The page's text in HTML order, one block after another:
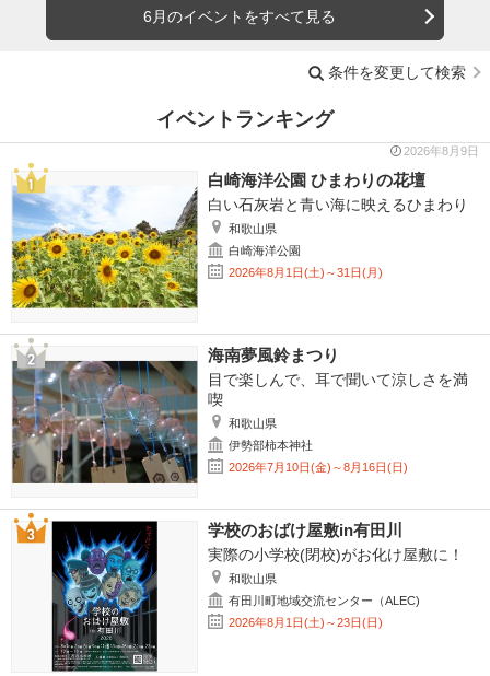
6月のイベントをすべて見る
条件を変更して検索
イベントランキング
2026年8月9日
白崎海洋公園 ひまわりの花壇
白い石灰岩と青い海に映えるひまわり
和歌山県
白崎海洋公園
2026年8月1日(土)～31日(月)
海南夢風鈴まつり
目で楽しんで、耳で聞いて涼しさを満
喫
和歌山県
伊勢部柿本神社
2026年7月10日(金)～8月16日(日)
学校のおばけ屋敷in有田川
実際の小学校(閉校)がお化け屋敷に！
和歌山県
有田川町地域交流センター（ALEC)
2026年8月1日(土)～23日(日)